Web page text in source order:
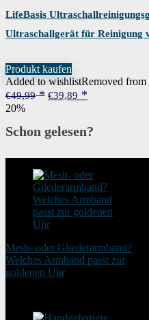
LifeBasis
Ultraschallgerät für Reinigung
Produkt kaufen
Added to wishlistRemoved
€49,99
Ursprünglicher
€49,99
€39,89
€39,89.
20%
Schon gelesen?
Mesh- oder Gliederarmband?
Welches Armband passt zur
goldenen Uhr